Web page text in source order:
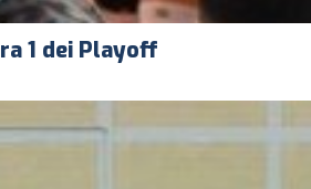
1 dei Playoff